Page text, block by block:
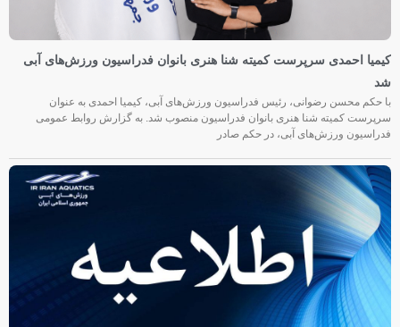
کیمیا احمدی سرپرست کمیته شنا هنری بانوان فدراسیون ورزش‌های آبی
شد
با حکم محسن رضوانی، رئیس فدراسیون ورزش‌های آبی، کیمیا احمدی به عنوان
سرپرست کمیته شنا هنری بانوان فدراسیون منصوب شد. به گزارش روابط عمومی
فدراسیون ورزش‌های آبی، در حکم صادر